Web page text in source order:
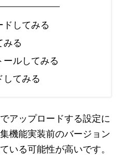
ドしてみる
みる
ールしてみる
してみる
アップロードする設定に
機能実装前のバージョン
いる可能性が高いです。